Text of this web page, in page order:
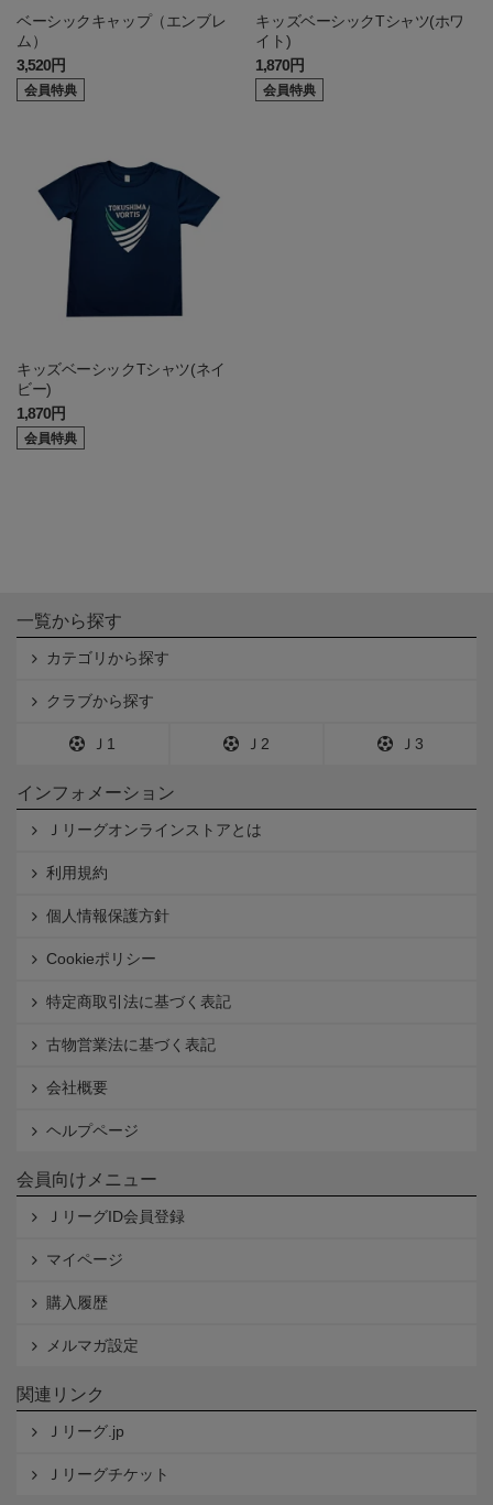
ベーシックキャップ（エンブレ
ム）
3,520円
会員特典
キッズベーシックTシャツ(ホワ
イト)
1,870円
会員特典
キッズベーシックTシャツ(ネイ
ビー)
1,870円
会員特典
一覧から探す
カテゴリから探す
クラブから探す
Ｊ1 Ｊ2 Ｊ3
インフォメーション
Ｊリーグオンラインストアとは
利用規約
個人情報保護方針
Cookieポリシー
特定商取引法に基づく表記
古物営業法に基づく表記
会社概要
ヘルプページ
会員向けメニュー
ＪリーグID会員登録
マイページ
購入履歴
メルマガ設定
関連リンク
Ｊリーグ.jp
Ｊリーグチケット